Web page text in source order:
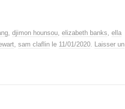
djimon hounsou elizabeth banks ella
sam claflin le 11/01/2020
Laisser un